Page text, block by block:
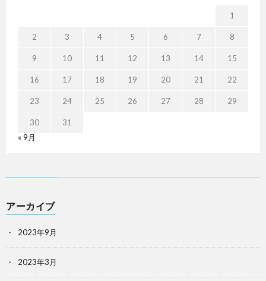
1
2 3 4 5 6 7 8
9 10 11 12 13 14 15
16 17 18 19 20 21 22
23 24 25 26 27 28 29
30
31
« 9月
アーカイブ
2023年9月
2023年3月